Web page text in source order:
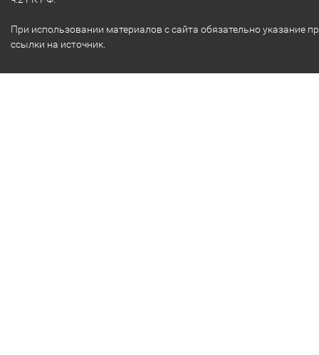
При использовании материалов с сайта обязательно указание
ссылки на источник.